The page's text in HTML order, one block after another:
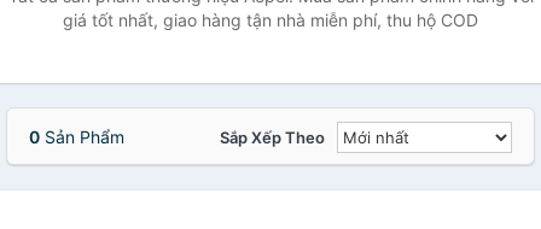
giá tốt nhất, giao hàng tận nhà miễn phí, thu hộ COD
0 Sản Phẩm Sắp Xếp Theo